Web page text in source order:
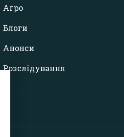
Агро
Блоги
Анонси
Розслідування